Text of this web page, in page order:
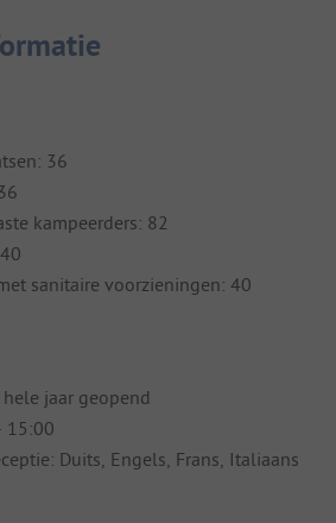
36
kampeerders: 82
sanitaire voorzieningen: 40
jaar geopend
15:00
Duits, Engels, Frans, Italiaans